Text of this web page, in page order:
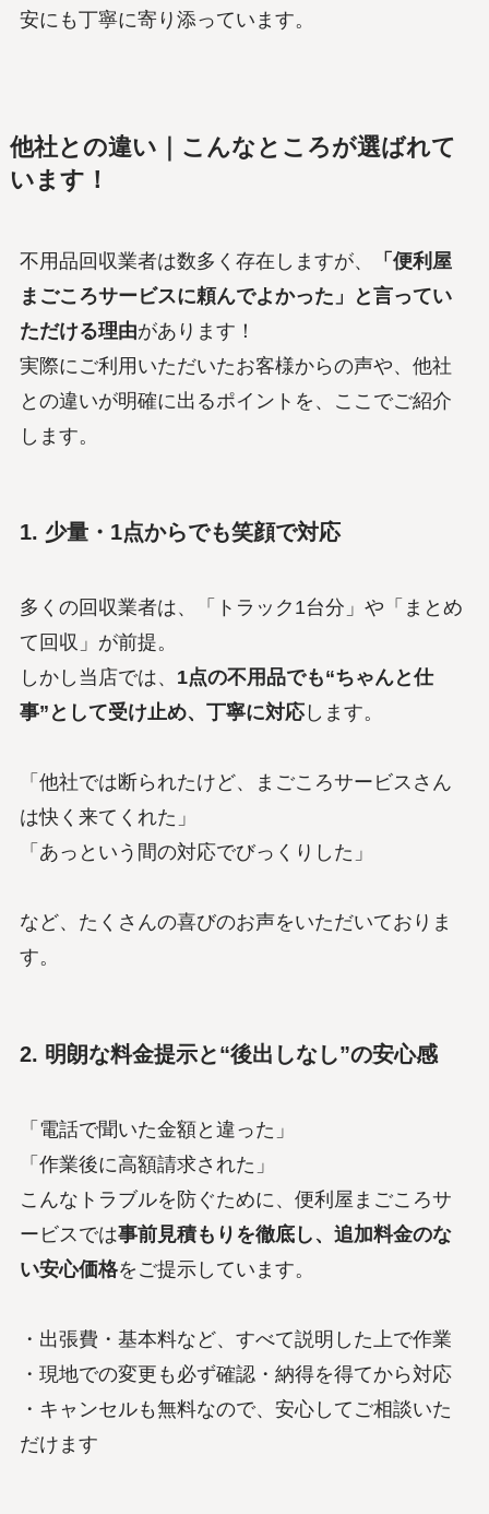
安にも丁寧に寄り添っています。
他社との違い｜こんなところが選ばれて
います！
不用品回収業者は数多く存在しますが、
「便利屋
まごころサービスに頼んでよかった」と言ってい
ただける理由があります！
実際にご利用いただいたお客様からの声や、他社
との違いが明確に出るポイントを、ここでご紹介
します。
1. 少量・1点からでも笑顔で対応
多くの回収業者は、「トラック1台分」や「まとめ
て回収」が前提。
しかし当店では、 1点の不用品でも“ちゃんと仕
事”として受け止め、丁寧に対応します。
「他社では断られたけど、まごころサービスさん
は快く来てくれた」
「あっという間の対応でびっくりした」
など、たくさんの喜びのお声をいただいておりま
す。
2. 明朗な料金提示と“後出しなし”の安心感
「電話で聞いた金額と違った」
「作業後に高額請求された」
こんなトラブルを防ぐために、便利屋まごころサ
ービスでは事前見積もりを徹底し、追加料金のな
い安心価格をご提示しています。
・出張費・基本料など、すべて説明した上で作業
・現地での変更も必ず確認・納得を得てから対応
・キャンセルも無料なので、安心してご相談いた
だけます